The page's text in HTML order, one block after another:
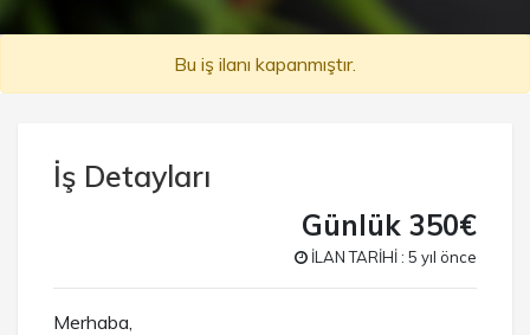
Bu iş ilanı kapanmıştır.
İş Detayları
Günlük 350€
İLAN TARİHİ : 5 yıl önce
Merhaba,